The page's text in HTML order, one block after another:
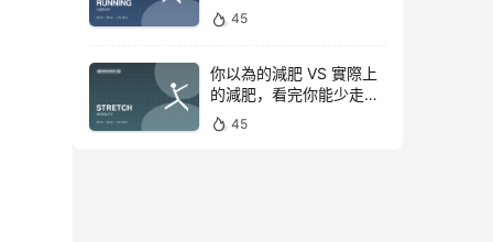
45
你以為的減肥 VS 實際上
的減肥，看完你能少走彎
路 45